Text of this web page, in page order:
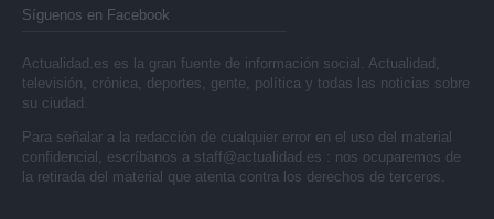
Síguenos en Facebook
Actualidad.es es la gran fuente de información social. Actualidad,
televisión, crónica, deportes, gente, política y todas las noticias sobre
su ciudad.
Para señalar a la redacción de cualquier error en el uso del material
confidencial, escríbanos a staff@actualidad.es : nos ocuparemos de
la retirada del material que atenta contra los derechos de terceros.